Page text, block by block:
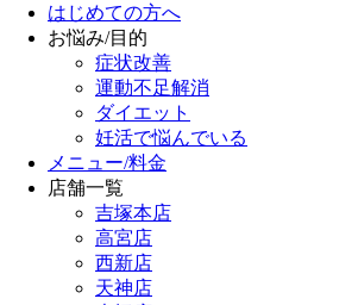
はじめての方へ
お悩み/目的
症状改善
運動不足解消
ダイエット
妊活で悩んでいる
メニュー/料金
店舗一覧
吉塚本店
高宮店
西新店
天神店